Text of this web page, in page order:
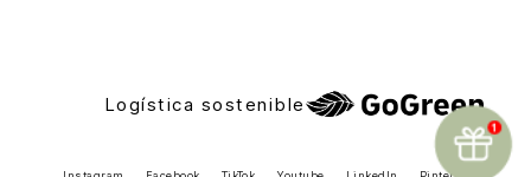
Logística sostenible